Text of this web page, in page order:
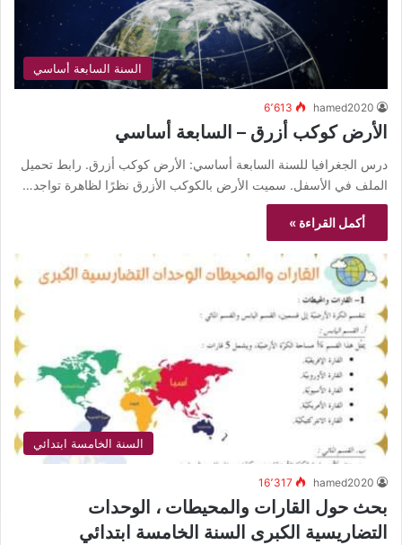
السنة السابعة أساسي
hamed2020 6٬613
الأرض كوكب أزرق – السابعة أساسي
درس الجغرافيا للسنة السابعة أساسي: الأرض كوكب أزرق. رابط تحميل
الملف في الأسفل. سميت الأرض بالكوكب الأزرق نظرًا لظاهرة تواجد…
أكمل القراءة »
السنة الخامسة ابتدائي
hamed2020 16٬317
بحث حول القارات والمحيطات ، الوحدات
التضاريسية الكبرى السنة الخامسة ابتدائي